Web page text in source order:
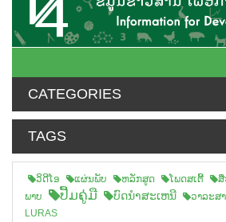
CATEGORIES
TAGS
ວິດີໂອ ແຜ່ນພັບ ຫລັກສູດ ໂພດສເຕີ້ ສື
ພາບ
ປື້ມຄູ່ມື ບົດນຳສະເຫນີ ວາລະສ
LURAS